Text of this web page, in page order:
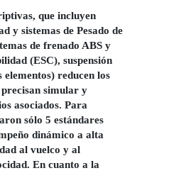
que incluyen
y sistemas de Pesado de
de frenado ABS y
(ESC), suspensión
elementos) reducen los
precisan simular y
asociados. Para
sólo 5 estándares
dinámico a alta
al vuelco y al
En cuanto a la